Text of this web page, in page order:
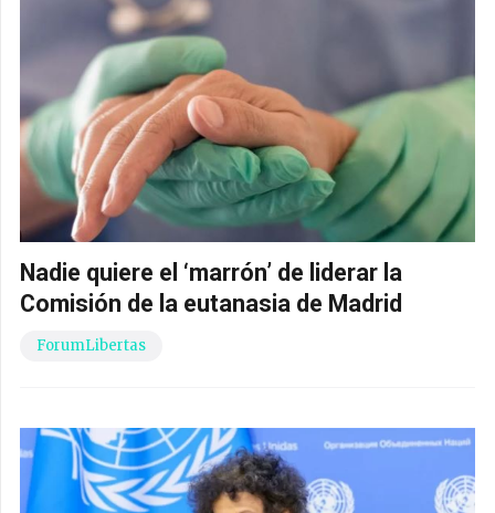
Nadie quiere el ‘marrón’ de liderar la
Comisión de la eutanasia de Madrid
ForumLibertas